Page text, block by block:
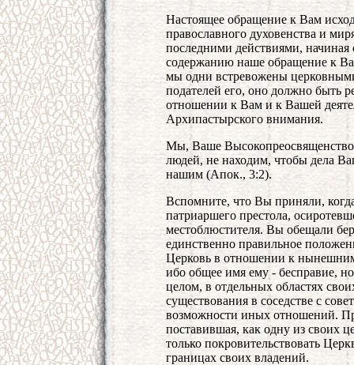
Настоящее обращение к Вам
православного духовенства и
последними действиями,
содержанию наше обращение к
мы одни встревожены
подателей его, оно должно
отношении к Вам и к Вашей
Архипастырского внимания.
Мы, Ваше
людей, не находим, чтобы дела
нашим (Апок., 3:2).
Вспомните, что Вы приняли,
патриаршего престола,
местоблюстителя. Вы обещали
единственно правильное
Церковь в отношении к
ибо общее имя ему - бесправие,
целом, в отдельных областях
существования в соседстве с
возможности иных отношений.
поставившая, как одну из своих
только покровительствовать
границах своих владений.